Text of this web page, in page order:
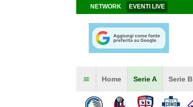
NETWORK EVENTI LIVE
Home Serie A Serie B